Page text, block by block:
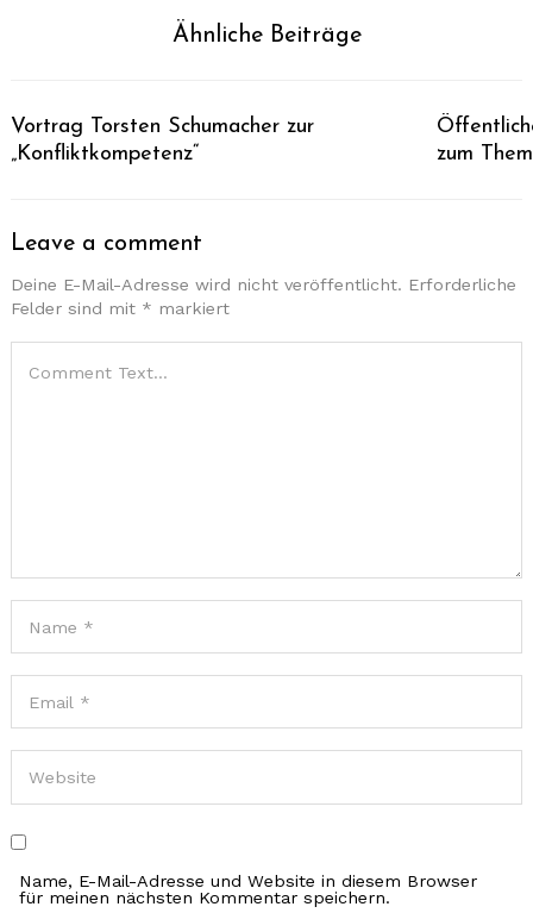
Ähnliche Beiträge
Vortrag Torsten Schumacher zur
„Konfliktkompetenz“
zum
Leave a comment
Deine E-Mail-Adresse wird nicht veröffentlicht. Erforderliche
Felder sind mit * markiert
Name, E-Mail-Adresse und Website in diesem Browser
für meinen nächsten Kommentar speichern.